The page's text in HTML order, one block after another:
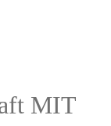
MIT